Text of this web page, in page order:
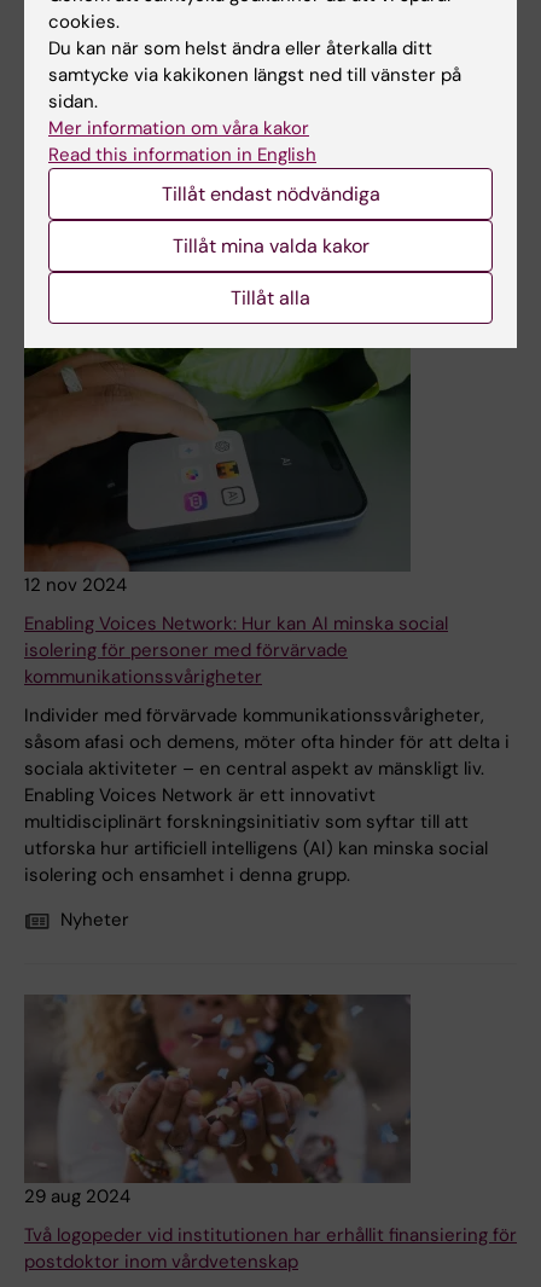
29 nov 2024
CLINTEC-forskare får nyttiggörandebidrag från Forte
Varma gratulationer till de tre forskarna från vår
institution som idag fått beslut om anslag 2024.
12 nov 2024
Enabling Voices Network: Hur kan AI minska social
isolering för personer med förvärvade
kommunikationssvårigheter
Individer med förvärvade kommunikationssvårigheter,
såsom afasi och demens, möter ofta hinder för att delta i
sociala aktiviteter – en central aspekt av mänskligt liv.
Enabling Voices Network är ett innovativt
multidisciplinärt forskningsinitiativ som syftar till att
utforska hur artificiell intelligens (AI) kan minska social
isolering och ensamhet i denna grupp.
Nyheter
29 aug 2024
Två logopeder vid institutionen har erhållit finansiering för
postdoktor inom vårdvetenskap
cookies.
Du kan när som helst ändra eller återkalla ditt
samtycke via kakikonen längst ned till vänster på
sidan.
Mer information om våra kakor
Read this information in English
Tillåt endast nödvändiga
Tillåt mina valda kakor
Tillåt alla